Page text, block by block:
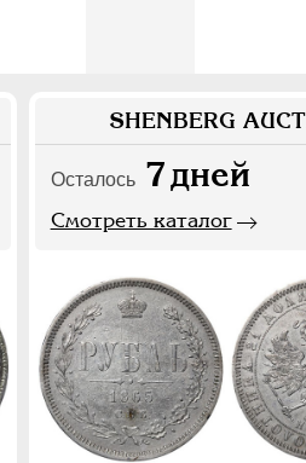
SHENBERG
Осталось 7дней
Смотреть каталог